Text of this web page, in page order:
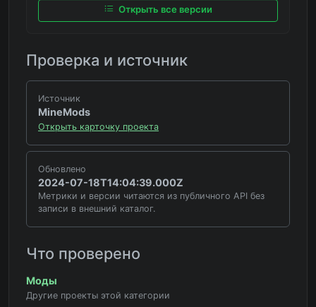
Открыть все версии
Проверка и источник
Источник
MineMods
Открыть карточку проекта
Обновлено
2024-07-18T14:04:39.000Z
Метрики и версии читаются из публичного API без
записи в внешний каталог.
Что проверено
Моды
Другие проекты этой категории